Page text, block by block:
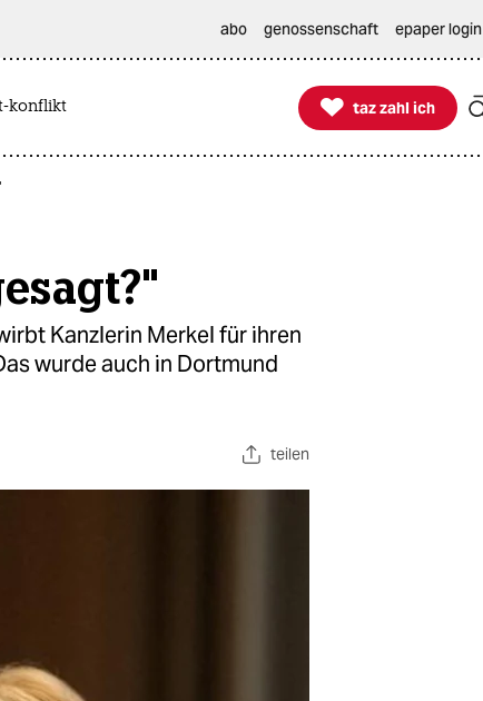
abo genossenschaft epaper login
konflikt 
taz zahl ich
taz zahl ich
Kanzlerin Merkel für ihren
wurde auch in Dortmund
teilen